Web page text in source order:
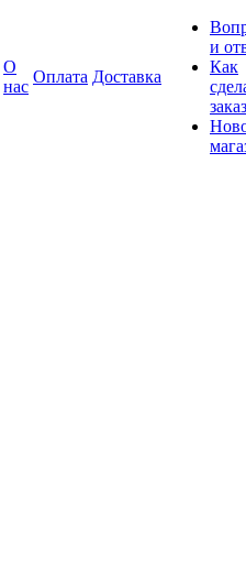
О
нас
Оплата Доставка
и
Как
заказ